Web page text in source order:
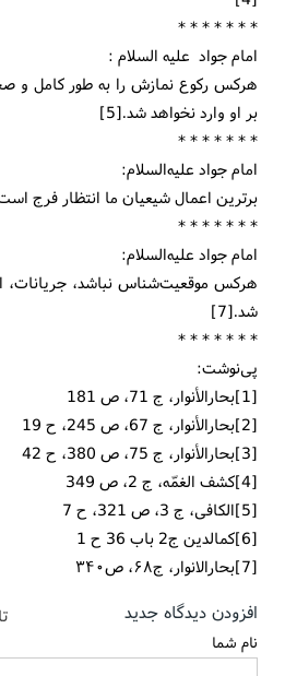
* * * * * * *
امام جواد علیه السلام :
هركس ركوع نمازش را به طور كامل و
بر او وارد نخواهد شد.[5]
* * * * * * *
امام جواد عليه‌السلام:
برترين اعمال شيعيان ما انتظار فرج
* * * * * * *
امام جواد علیه‌السلام:
هركس موقعيت‌شناس نباشد، جريانات،
شد.[7]
* * * * * * *
پی‌نوشت:
[1]بحارالأنوار، ج 71، ص 181
[2]بحارالأنوار، ج 67، ص 245، ح 19
[3]بحارالأنوار، ج 75، ص 380، ح 42
[4]كشف الغمّه، ج 2، ص 349
[5]الكافی، ج 3، ص 321، ح 7
[6]كمالدين ج2 باب 36 ح 1
[7]بحار‌الانوار، ج۶۸، ص۳۴۰
افزودن دیدگاه جدید
نام شما